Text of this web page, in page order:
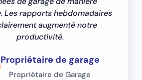
Les rapports hebdomadaires
augmenté notre
productivité.
Propriétaire de garage
Propriétaire de Garage